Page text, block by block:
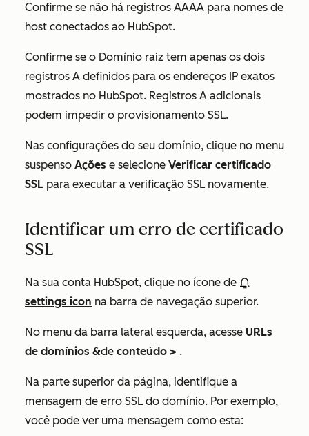
Confirme se não há registros AAAA para nomes de
host conectados ao HubSpot.
Confirme se o Domínio raiz tem apenas os dois
registros A definidos para os endereços IP exatos
mostrados no HubSpot. Registros A adicionais
podem impedir o provisionamento SSL.
Nas configurações do seu domínio, clique no menu
suspenso Ações e selecione Verificar certificado
SSL para executar a verificação SSL novamente.
Identificar um erro de certificado
SSL
Na sua conta HubSpot, clique no ícone de
settings icon na barra de navegação superior.
No menu da barra lateral esquerda, acesse URLs
de domínios &de conteúdo > .
Na parte superior da página, identifique a
mensagem de erro SSL do domínio. Por exemplo,
você pode ver uma mensagem como esta: